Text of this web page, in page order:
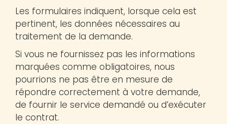
Les formulaires indiquent, lorsque cela est
pertinent, les données nécessaires au
traitement de la demande.
Si vous ne fournissez pas les informations
marquées comme obligatoires, nous
pourrions ne pas être en mesure de
répondre correctement à votre demande,
de fournir le service demandé ou d’exécuter
le contrat.